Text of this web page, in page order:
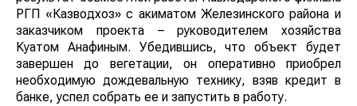
РГП «Казводхоз» с акиматом Железинского района и
заказчиком проекта – руководителем хозяйства
Куатом Анафиным. Убедившись, что объект будет
завершен до вегетации, он оперативно приобрел
необходимую дождевальную технику, взяв кредит в
банке, успел собрать ее и запустить в работу.